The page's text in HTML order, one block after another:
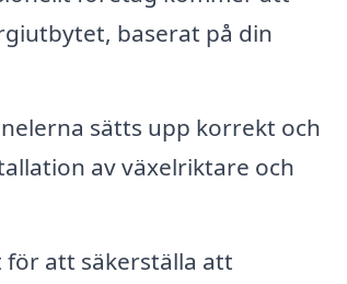
baserat på din
sätts upp korrekt och
av växelriktare och
att säkerställa att